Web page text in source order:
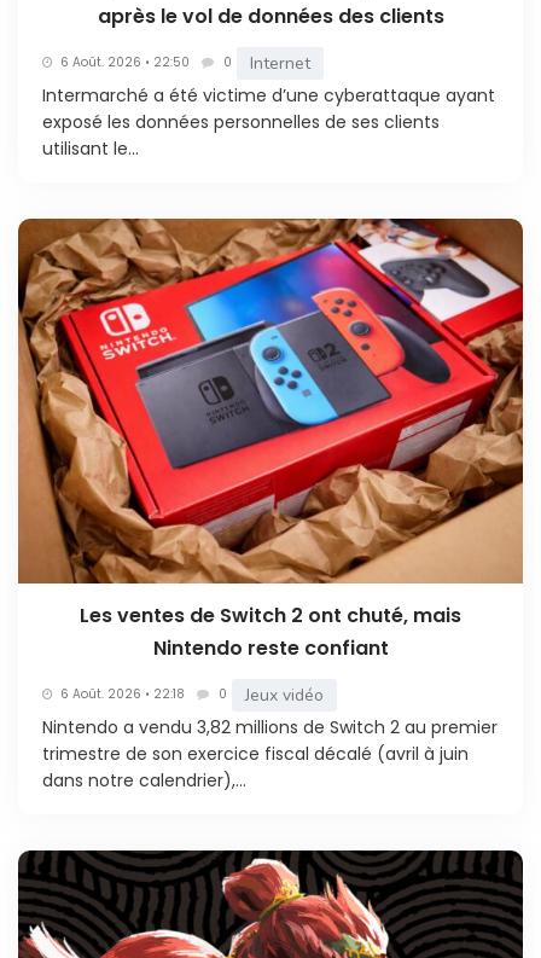
après le vol de données des clients
6 Août. 2026 • 22:50 0 Internet
Intermarché a été victime d’une cyberattaque ayant
exposé les données personnelles de ses clients
utilisant le...
Les ventes de Switch 2 ont chuté, mais
Nintendo reste confiant
6 Août. 2026 • 22:18 0 Jeux vidéo
Nintendo a vendu 3,82 millions de Switch 2 au premier
trimestre de son exercice fiscal décalé (avril à juin
dans notre calendrier),...